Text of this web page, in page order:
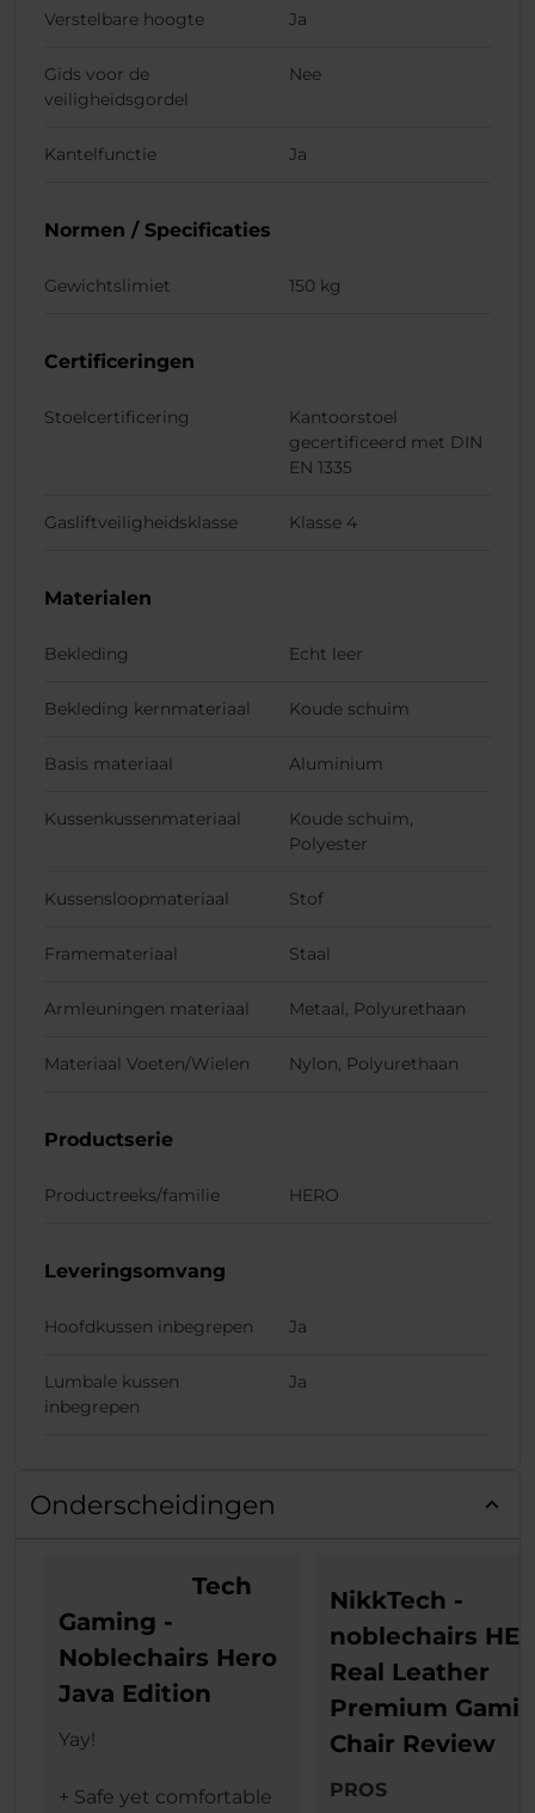
Verstelbare hoogte Ja
Gids voor de
veiligheidsgordel
Nee
Kantelfunctie Ja
Normen / Specificaties
Gewichtslimiet 150 kg
Certificeringen
Stoelcertificering
Kantoorstoel
gecertificeerd met DIN
EN 1335
Gasliftveiligheidsklasse Klasse 4
Materialen
Bekleding Echt leer
Bekleding kernmateriaal Koude schuim
Basis materiaal Aluminium
Kussenkussenmateriaal
Koude schuim,
Polyester
Kussensloopmateriaal Stof
Framemateriaal Staal
Armleuningen materiaal Metaal, Polyurethaan
Materiaal Voeten/Wielen Nylon, Polyurethaan
Productserie
Productreeks/familie HERO
Leveringsomvang
Hoofdkussen inbegrepen Ja
Lumbale kussen
inbegrepen
Ja
Onderscheidingen
Tech
Gaming -
Noblechairs Hero
Java Edition
Yay!
+ Safe yet comfortable
NikkTech -
noblechairs
Real Leather
Premium
Chair Review
PROS